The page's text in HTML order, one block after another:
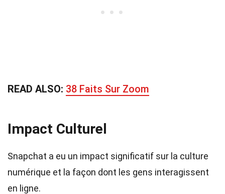
READ ALSO: 38 Faits Sur Zoom
Impact Culturel
Snapchat a eu un impact significatif sur la culture
numérique et la façon dont les gens interagissent
en ligne.